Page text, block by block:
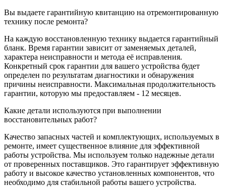
Вы выдаете гарантийную квитанцию на отремонтированную
технику после ремонта?
На каждую восстановленную технику выдается гарантийный
бланк. Время гарантии зависит от заменяемых деталей,
характера неисправности и метода её исправления.
Конкретный срок гарантии для вашего устройства будет
определен по результатам диагностики и обнаружения
причины неисправности. Максимальная продолжительность
гарантии, которую мы предоставляем - 12 месяцев.
Какие детали используются при выполнении
восстановительных работ?
Качество запасных частей и комплектующих, используемых в
ремонте, имеет существенное влияние для эффективной
работы устройства. Мы используем только надежные детали
от проверенных поставщиков. Это гарантирует эффективную
работу и высокое качество установленных компонентов, что
необходимо для стабильной работы вашего устройства.